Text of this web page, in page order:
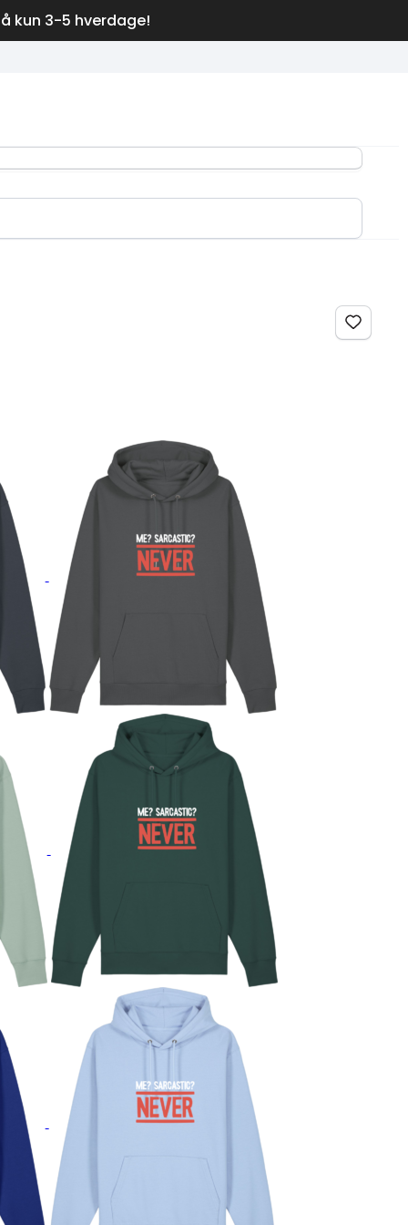
kun 3-5 hverdage!